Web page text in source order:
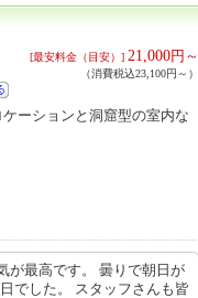
[最安料金（目安）] 21,000円～
（消費税込23,100円～）
ーションと洞窟型の室内な
が最高です。 曇りで朝日が
でした。 スタッフさんも皆